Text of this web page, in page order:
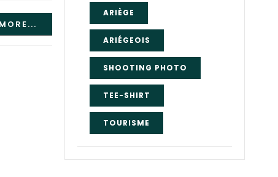
ARIÈGE
ARIÉGEOIS
SHOOTING PHOTO
TEE-SHIRT
TOURISME